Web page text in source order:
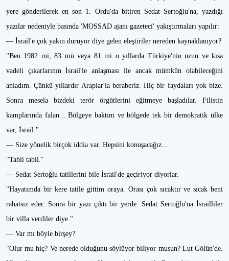
yere gönderilerek en son 1. Ordu'da bitiren Sedat Sertoğlu'na, yazdığı
yazılar nedeniyle basında 'MOSSAD ajanı gazeteci' yakıştırmaları yapılır:
— İsrail'e çok yakın duruyor diye gelen eleştiriler nereden kaynaklanıyor?
"Ben 1982 mi, 83 mü veya 81 mi o yıllarda Türkiye'nin uzun ve kısa
vadeli çıkarlarının İsrail'le anlaşması ile ancak mümkün olabileceğini
anladım. Çünkü yıllardır Araplar'la beraberiz. Hiç bir faydaları yok bize.
Sonra mesela bizdeki terör örgütlerini eğitmeye başladılar. Filistin
kamplarında falan... Bölgeye baktım ve bölgede tek bir demokratik ülke
var, İsrail."
— Size yönelik birçok iddia var. Hepsini konuşacağız...
"Tabii tabii."
— Sedat Sertoğlu tatillerini bile İsrail'de geçiriyor diyorlar.
"Hayatımda bir kere tatile gittim oraya. Orası çok sıcaktır ve sıcak beni
rahatsız eder. Sonra bir yazı çıktı bir yerde. Sedat Sertoğlu'na İsrailliler
bir villa verdiler diye."
— Var mı böyle birşey?
"Olur mu hiç? Ve nerede olduğunu söylüyor biliyor musun? Lut Gölün'de.